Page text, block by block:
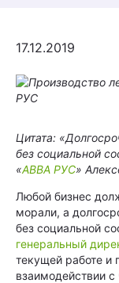
17.12.2019
Цитата:
без социальной
«АВВА РУС»
Любой бизнес
морали, а
без социальной
генеральный
текущей работе и
взаимодействии